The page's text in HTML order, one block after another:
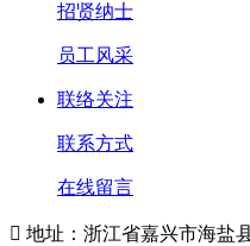
招贤纳士
员工风采
联络关注
联系方式
在线留言
 地址：浙江省嘉兴市海盐